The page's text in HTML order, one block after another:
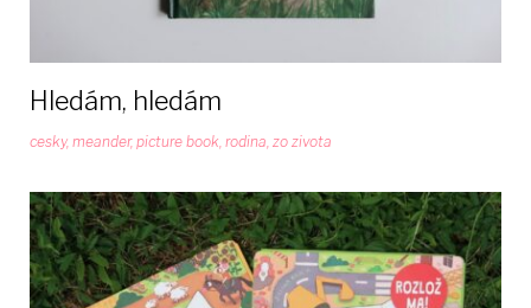
Hledám, hledám
cesky, meander, picture book, rodina, zo zivota